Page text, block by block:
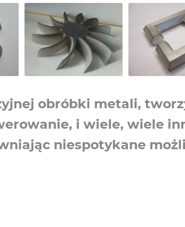
obróbki metali,
i wiele, wiele
niespotykane